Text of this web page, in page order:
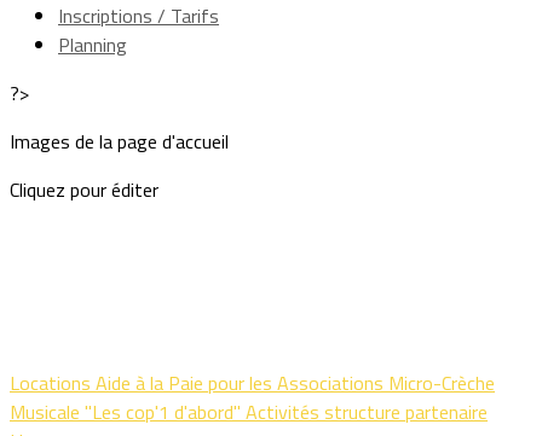
Inscriptions / Tarifs
Planning
?>
Images de la page d'accueil
Cliquez pour éditer
Locations Aide à la Paie pour les Associations Micro-Crèche
Musicale "Les cop'1 d'abord" Activités structure partenaire